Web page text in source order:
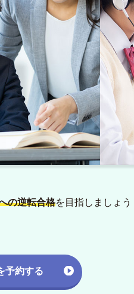
の逆転合格を目指しましょう
予約する